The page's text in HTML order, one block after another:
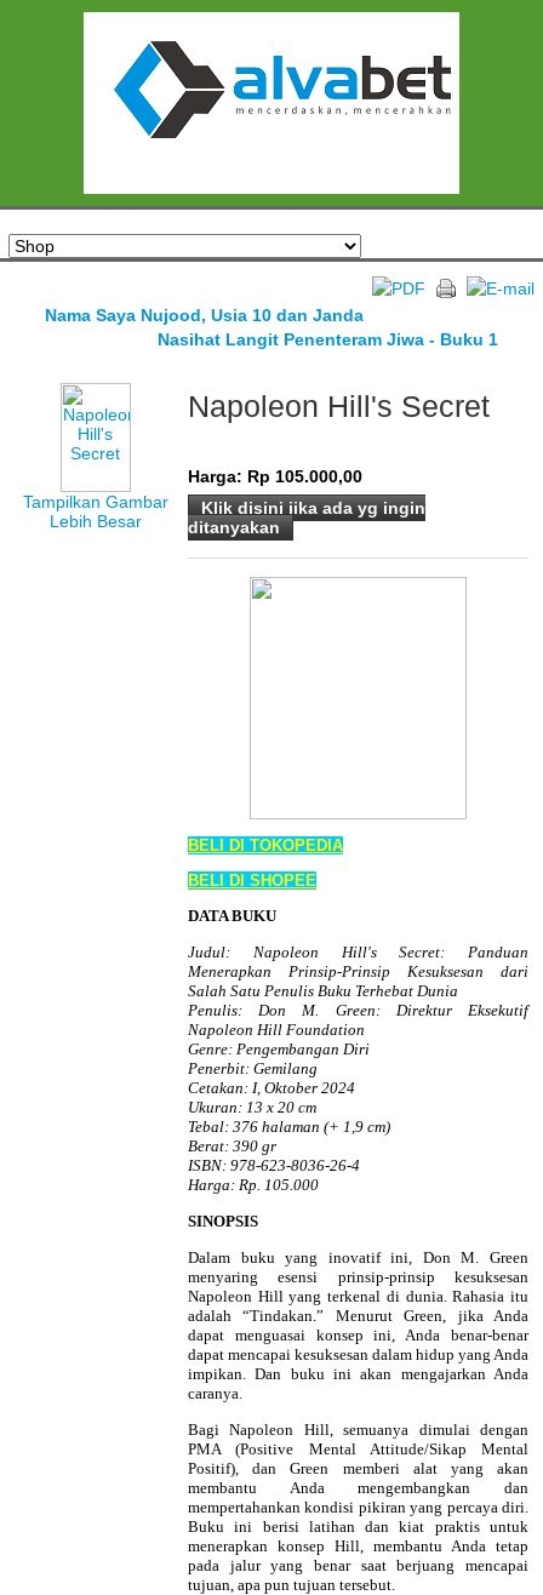
Nama Saya Nujood, Usia 10 dan Janda
Nasihat Langit Penenteram Jiwa - Buku 1
Tampilkan Gambar
Lebih Besar
Napoleon Hill's Secret
Harga: Rp 105.000,00
Klik disini jika ada yg ingin
ditanyakan
BELI DI TOKOPEDIA
BELI DI SHOPEE
DATA BUKU
Judul: Napoleon Hill's Secret: Panduan
Menerapkan Prinsip-Prinsip Kesuksesan dari
Salah Satu Penulis Buku Terhebat Dunia
Penulis: Don M. Green: Direktur Eksekutif
Napoleon Hill Foundation
Genre: Pengembangan Diri
Penerbit: Gemilang
Cetakan: I, Oktober 2024
Ukuran: 13 x 20 cm
Tebal: 376 halaman (+ 1,9 cm)
Berat: 390 gr
ISBN: 978-623-8036-26-4
Harga: Rp. 105.000
SINOPSIS
Dalam buku yang inovatif ini, Don M. Green
menyaring esensi prinsip-prinsip kesuksesan
Napoleon Hill yang terkenal di dunia. Rahasia itu
adalah “Tindakan.” Menurut Green, jika Anda
dapat menguasai konsep ini, Anda benar-benar
dapat mencapai kesuksesan dalam hidup yang Anda
impikan. Dan buku ini akan mengajarkan Anda
caranya.
Bagi Napoleon Hill, semuanya dimulai dengan
PMA (Positive Mental Attitude/Sikap Mental
Positif), dan Green memberi alat yang akan
membantu Anda mengembangkan dan
mempertahankan kondisi pikiran yang percaya diri.
Buku ini berisi latihan dan kiat praktis untuk
menerapkan konsep Hill, membantu Anda tetap
pada jalur yang benar saat berjuang mencapai
tujuan, apa pun tujuan tersebut.